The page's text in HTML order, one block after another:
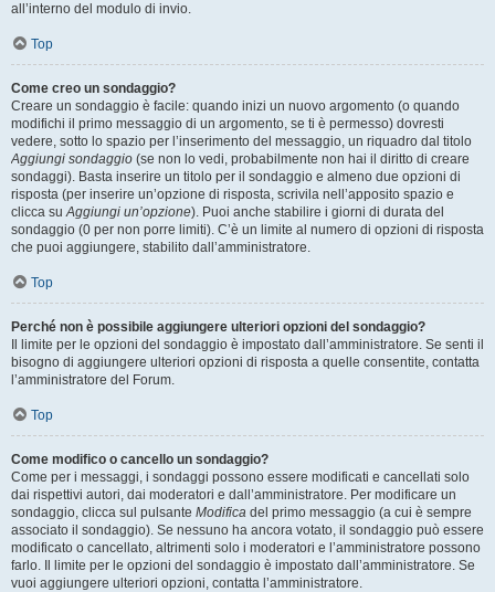
all’interno del modulo di invio.
Top
Come creo un sondaggio?
Creare un sondaggio è facile: quando inizi un nuovo argomento (o quando
modifichi il primo messaggio di un argomento, se ti è permesso) dovresti
vedere, sotto lo spazio per l’inserimento del messaggio, un riquadro dal titolo
Aggiungi sondaggio (se non lo vedi, probabilmente non hai il diritto di creare
sondaggi). Basta inserire un titolo per il sondaggio e almeno due opzioni di
risposta (per inserire un’opzione di risposta, scrivila nell’apposito spazio e
clicca suAggiungi un’opzione). Puoi anche stabilire i giorni di durata del
sondaggio (0 per non porre limiti). C’è un limite al numero di opzioni di risposta
che puoi aggiungere, stabilito dall’amministratore.
Top
Perché non è possibile aggiungere ulteriori opzioni del sondaggio?
Il limite per le opzioni del sondaggio è impostato dall’amministratore. Se senti il
bisogno di aggiungere ulteriori opzioni di risposta a quelle consentite, contatta
l’amministratore del Forum.
Top
Come modifico o cancello un sondaggio?
Come per i messaggi, i sondaggi possono essere modificati e cancellati solo
dai rispettivi autori, dai moderatori e dall’amministratore. Per modificare un
sondaggio, clicca sul pulsante Modifica del primo messaggio (a cui è sempre
associato il sondaggio). Se nessuno ha ancora votato, il sondaggio può essere
modificato o cancellato, altrimenti solo i moderatori e l’amministratore possono
farlo. Il limite per le opzioni del sondaggio è impostato dall’amministratore. Se
vuoi aggiungere ulteriori opzioni, contatta l’amministratore.